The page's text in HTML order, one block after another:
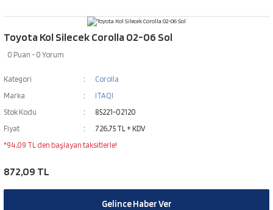
Toyota Kol Silecek Corolla 02-06 Sol
0 Puan - 0 Yorum
Kategori
Corolla
Marka
ITAQI
Stok Kodu
85221-02120
Fiyat
726,75 TL + KDV
*94,09 TL den başlayan taksitlerle!
872,09 TL
Gelince Haber Ver